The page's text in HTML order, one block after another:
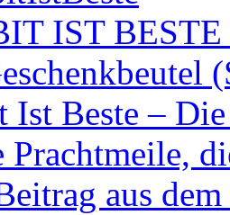
IST BESTE
Ist Beste –
Prachtmeile,
aus